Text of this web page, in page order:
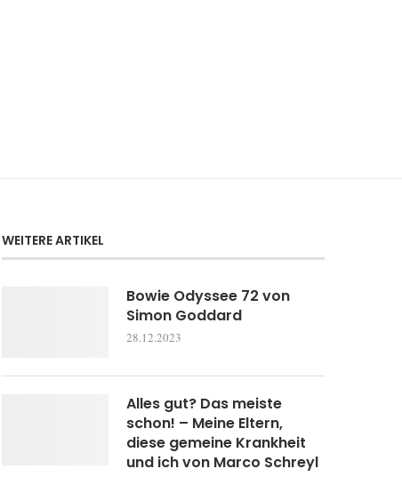
WEITERE ARTIKEL
Bowie Odyssee 72 von
Simon Goddard
28.12.2023
Alles gut? Das meiste
schon! – Meine Eltern,
diese gemeine Krankheit
und ich von Marco Schreyl